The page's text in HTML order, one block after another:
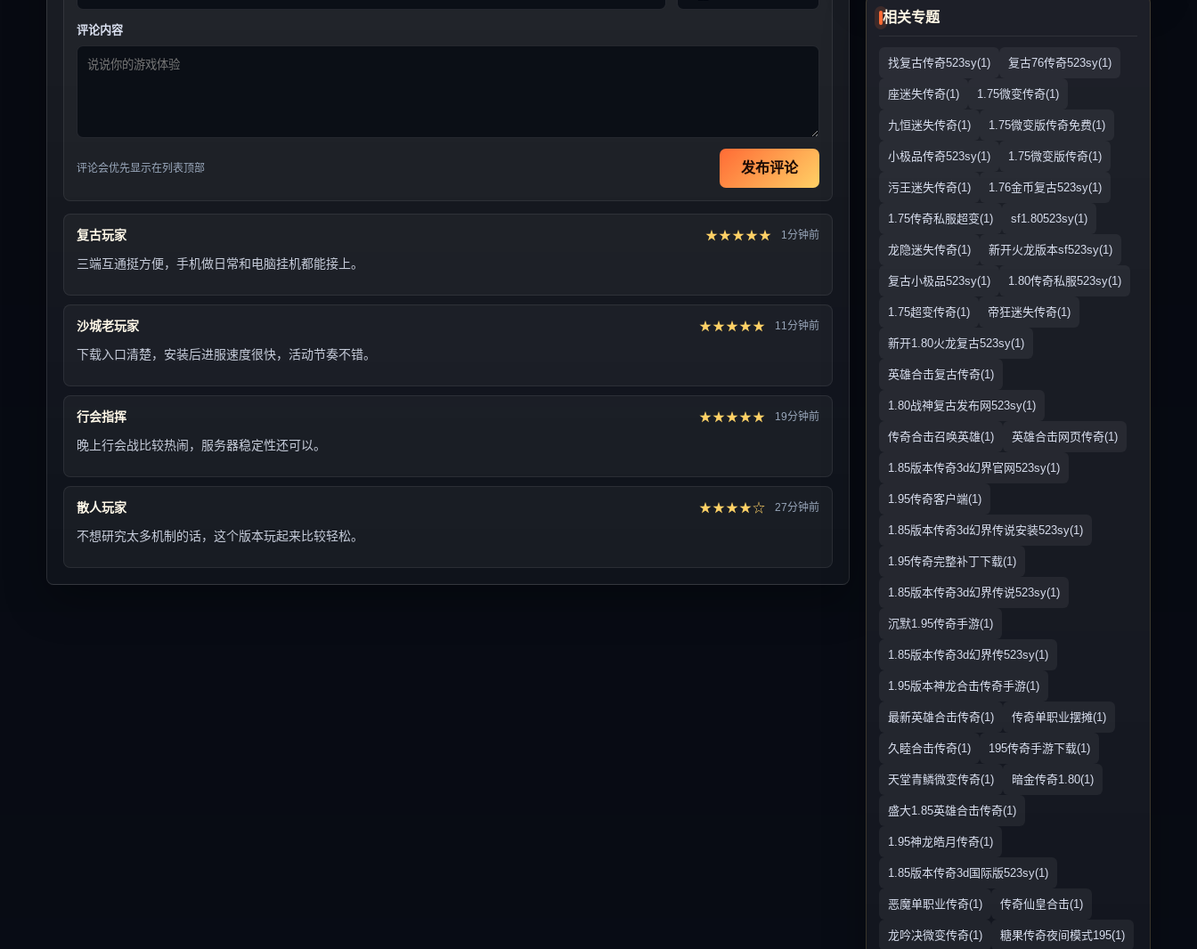
评论内容
评论会优先显示在列表顶部 发布评论
复古玩家 ★★★★★ 1分钟前
三端互通挺方便，手机做日常和电脑挂机都能接上。
沙城老玩家 ★★★★★ 11分钟前
下载入口清楚，安装后进服速度很快，活动节奏不错。
行会指挥 ★★★★★ 19分钟前
晚上行会战比较热闹，服务器稳定性还可以。
散人玩家 ★★★★☆ 27分钟前
不想研究太多机制的话，这个版本玩起来比较轻松。
相关专题
找复古传奇523sy(1) 复古76传奇523sy(1)
座迷失传奇(1) 1.75微变传奇(1)
九恒迷失传奇(1) 1.75微变版传奇免费(1)
小极品传奇523sy(1) 1.75微变版传奇(1)
污王迷失传奇(1) 1.76金币复古523sy(1)
1.75传奇私服超变(1) sf1.80523sy(1)
龙隐迷失传奇(1) 新开火龙版本sf523sy(1)
复古小极品523sy(1) 1.80传奇私服523sy(1)
1.75超变传奇(1) 帝狂迷失传奇(1)
新开1.80火龙复古523sy(1)
英雄合击复古传奇(1)
1.80战神复古发布网523sy(1)
传奇合击召唤英雄(1) 英雄合击网页传奇(1)
1.85版本传奇3d幻界官网523sy(1)
1.95传奇客户端(1)
1.85版本传奇3d幻界传说安装523sy(1)
1.95传奇完整补丁下载(1)
1.85版本传奇3d幻界传说523sy(1)
沉默1.95传奇手游(1)
1.85版本传奇3d幻界传523sy(1)
1.95版本神龙合击传奇手游(1)
最新英雄合击传奇(1) 传奇单职业摆摊(1)
久睦合击传奇(1) 195传奇手游下载(1)
天堂青鳞微变传奇(1) 暗金传奇1.80(1)
盛大1.85英雄合击传奇(1)
1.95神龙皓月传奇(1)
1.85版本传奇3d国际版523sy(1)
恶魔单职业传奇(1) 传奇仙皇合击(1)
龙吟决微变传奇(1) 糖果传奇夜间模式195(1)